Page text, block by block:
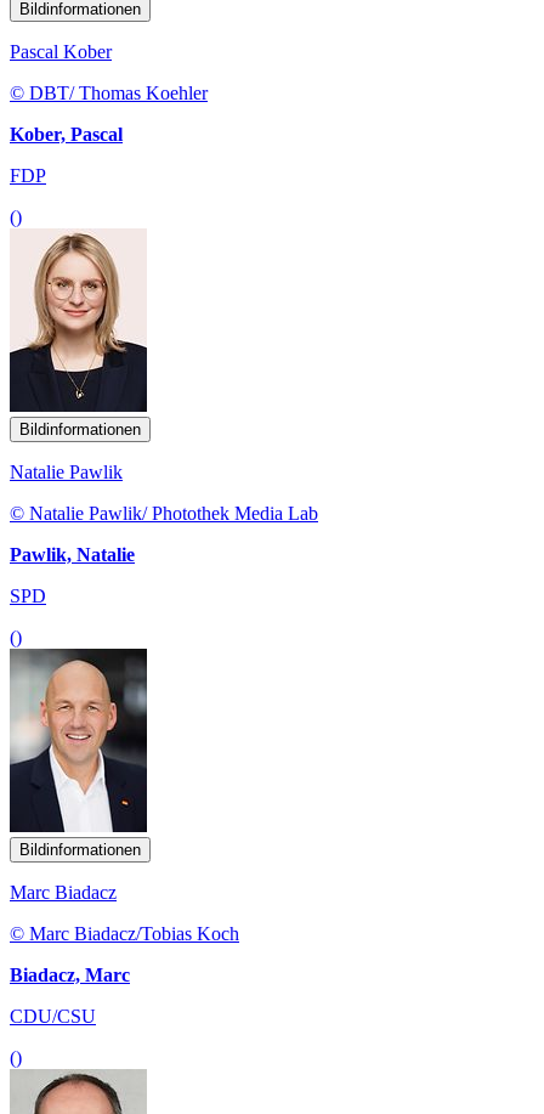
Bildinformationen
Pascal Kober
© DBT/ Thomas Koehler
Kober, Pascal
FDP
()
Bildinformationen
Natalie Pawlik
© Natalie Pawlik/ Photothek Media Lab
Pawlik, Natalie
SPD
()
Bildinformationen
Marc Biadacz
© Marc Biadacz/Tobias Koch
Biadacz, Marc
CDU/CSU
()